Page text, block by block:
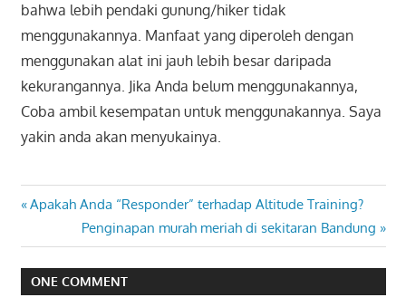
bahwa lebih pendaki gunung/hiker tidak
menggunakannya. Manfaat yang diperoleh dengan
menggunakan alat ini jauh lebih besar daripada
kekurangannya. Jika Anda belum menggunakannya,
Coba ambil kesempatan untuk menggunakannya. Saya
yakin anda akan menyukainya.
Post
navigation
Previous
Apakah Anda “Responder” terhadap Altitude Training?
Next
Post:
Penginapan murah meriah di sekitaran Bandung
ONE COMMENT